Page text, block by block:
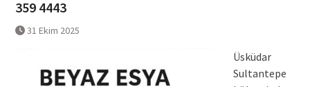
359 4443
31 Ekim 2025
Üsküdar
Sultantepe